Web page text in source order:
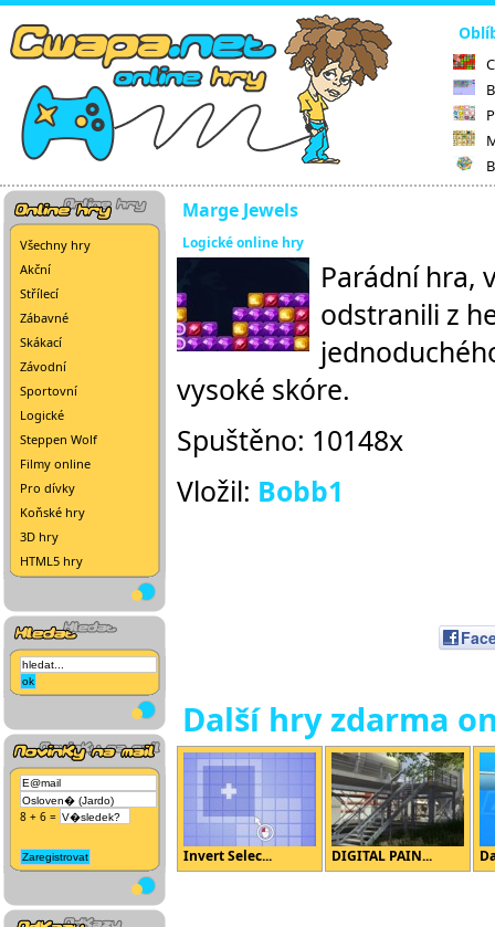
Všechny hry
Akční
Střílecí
Zábavné
Skákací
Závodní
Sportovní
Logické
Steppen Wolf
Filmy online
Pro dívky
Koňské hry
3D hry
HTML5 hry
8 + 6 =
Marge Jewels
Logické online hry
Parádní hra,
odstranili z
vysoké skóre.
Spuštěno: 10148x
Vložil: Bobb1
Další hry zdarma
Invert Selec... DIGITAL PAIN...